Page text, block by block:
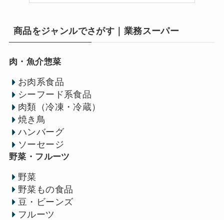
商品をジャンルでさがす｜業務スーパー
肉・魚介惣菜
お肉系食品
シーフード系食品
肉類（冷凍・冷蔵）
焼き鳥
ハンバーグ
ソーセージ
野菜・フルーツ
野菜
野菜もの食品
豆・ビーンズ
フルーツ